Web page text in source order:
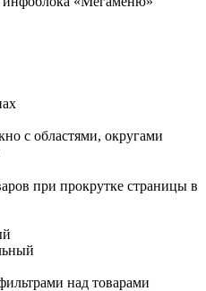
c областями, округами
при прокрутке страницы в
над товарами